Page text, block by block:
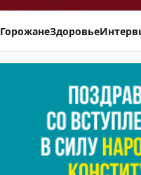
ГорожанеЗдоровье